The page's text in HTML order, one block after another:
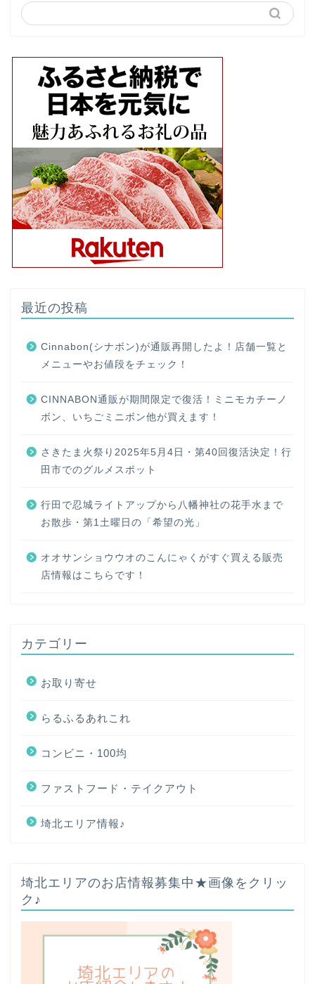
最近の投稿
Cinnabon(シナボン)が通販再開したよ！店舗一覧と
メニューやお値段をチェック！
CINNABON通販が期間限定で復活！ミニモカチーノ
ボン、いちごミニボン他が買えます！
さきたま火祭り2025年5月4日・第40回復活決定！行
田市でのグルメスポット
行田で忍城ライトアップから八幡神社の花手水まで
お散歩・第1土曜日の「希望の光」
オオサンショウウオのこんにゃくがすぐ買える販売
店情報はこちらです！
カテゴリー
お取り寄せ
らるふるあれこれ
コンビニ・100均
ファストフード・テイクアウト
埼北エリア情報♪
埼北エリアのお店情報募集中★画像をクリッ
ク♪
お問い合わせ
サイトマップ